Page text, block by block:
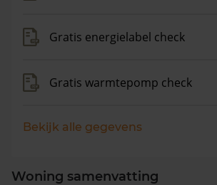
Gratis energielabel check
Gratis warmtepomp check
Bekijk alle gegevens
Woning samenvatting